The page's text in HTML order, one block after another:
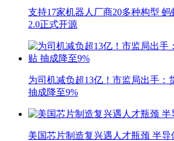
支持17家机器人厂商20多种构型
2.0正式开源
为司机减负超13亿！市监局出手：
抽成降至9%
美国芯片制造复兴遇人才瓶颈 半导